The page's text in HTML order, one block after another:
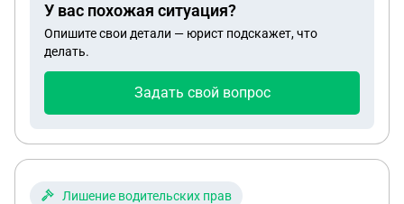
отец. Это приватизированная квартира, где
помимо его прописана его старшая дочь от
первого брака. Я законная жена. Проблема в том,
мальчика, который учится на юриста, родители
мне при ссоре это выдала... Что она имеет право...
пожалуйста разобраться.
У вас похожая ситуация?
Опишите свои детали — юрист подскажет, что
делать.
Задать свой вопрос
Лишение водительских прав